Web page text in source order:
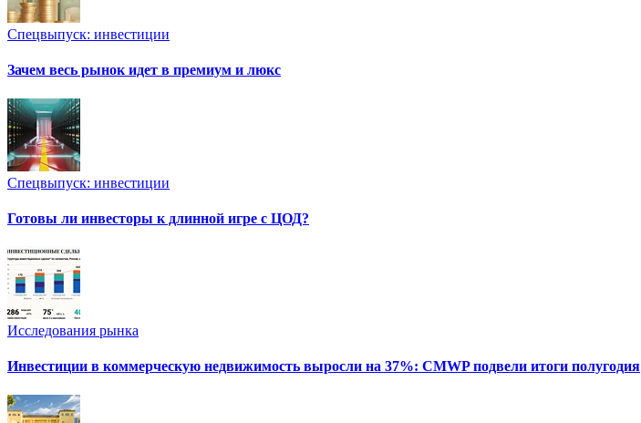
Спецвыпуск: инвестиции
Зачем весь рынок идет в премиум и люкс
Спецвыпуск: инвестиции
Готовы ли инвесторы к длинной игре с ЦОД?
Исследования рынка
Инвестиции в коммерческую недвижимость выросли на 37%: CMWP подвели итоги полугодия